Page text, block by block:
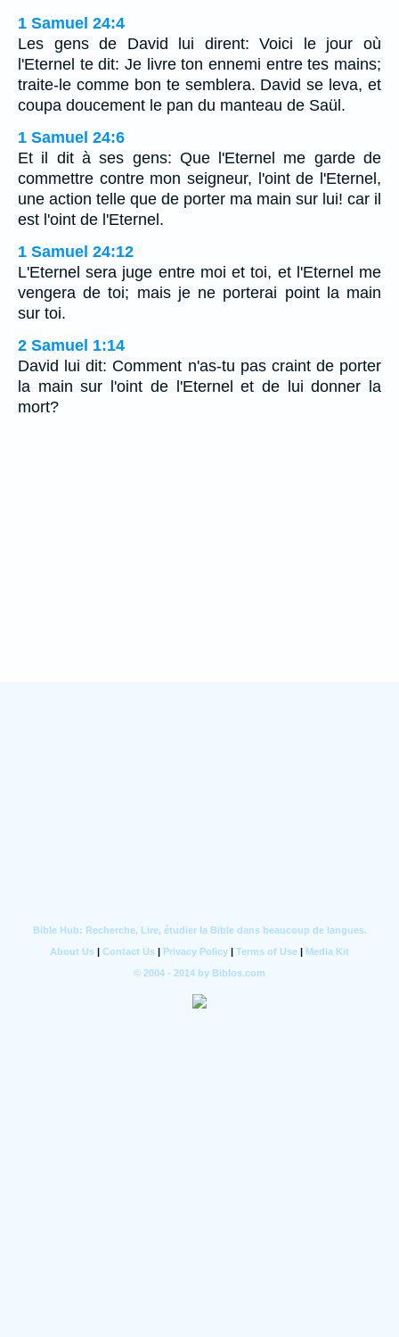
1 Samuel 24:4
Les gens de David lui dirent: Voici le jour où
l'Eternel te dit: Je livre ton ennemi entre tes mains;
traite-le comme bon te semblera. David se leva, et
coupa doucement le pan du manteau de Saül.
1 Samuel 24:6
Et il dit à ses gens: Que l'Eternel me garde de
commettre contre mon seigneur, l'oint de l'Eternel,
une action telle que de porter ma main sur lui! car il
est l'oint de l'Eternel.
1 Samuel 24:12
L'Eternel sera juge entre moi et toi, et l'Eternel me
vengera de toi; mais je ne porterai point la main
sur toi.
2 Samuel 1:14
David lui dit: Comment n'as-tu pas craint de porter
la main sur l'oint de l'Eternel et de lui donner la
mort?